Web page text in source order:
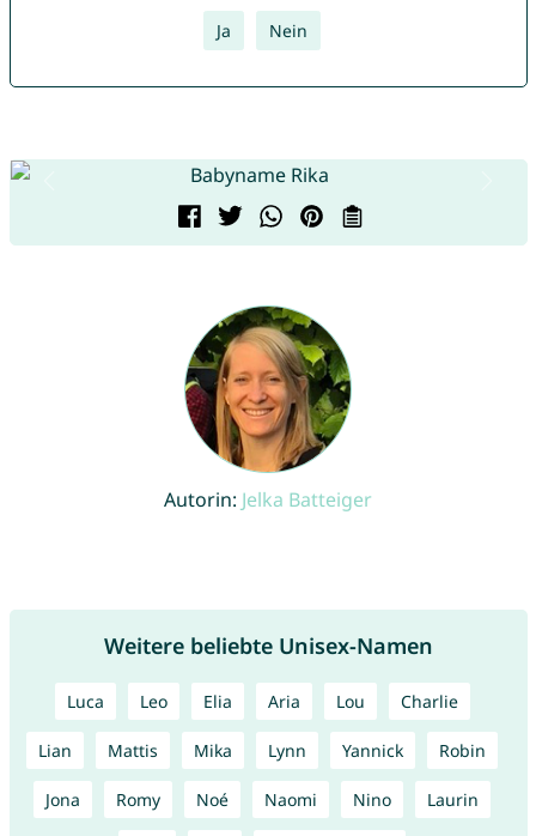
Ja Nein
Autorin: Jelka Batteiger
Weitere beliebte Unisex-Namen
Luca Leo Elia Aria Lou Charlie
Lian Mattis Mika Lynn Yannick Robin
Jona Romy Noé Naomi Nino Laurin